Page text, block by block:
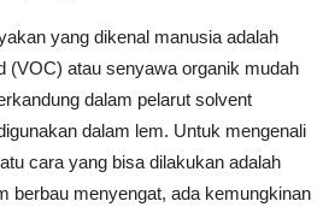
yang dikenal manusia adalah
(VOC) atau senyawa organik mudah
dalam pelarut solvent
dalam lem. Untuk mengenali
cara yang bisa dilakukan adalah
berbau menyengat, ada kemungkinan